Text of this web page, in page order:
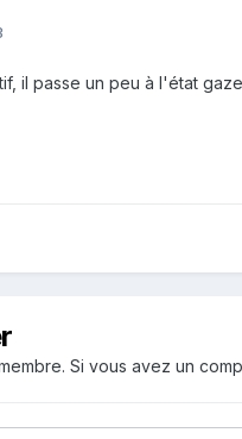
il passe un peu à l'état
Si vous avez un